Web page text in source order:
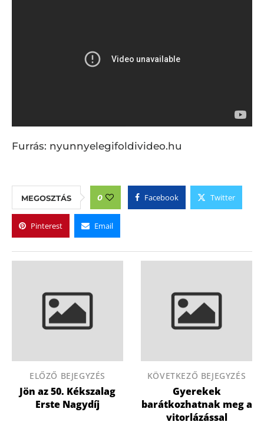
Furrás: nyunnyelegifoldivideo.hu
MEGOSZTÁS 0 Facebook Twitter
Pinterest Email
ELŐZŐ BEJEGYZÉS
Jön az 50. Kékszalag
Erste Nagydíj
KÖVETKEZŐ BEJEGYZÉS
Gyerekek
barátkozhatnak meg a
vitorlázással